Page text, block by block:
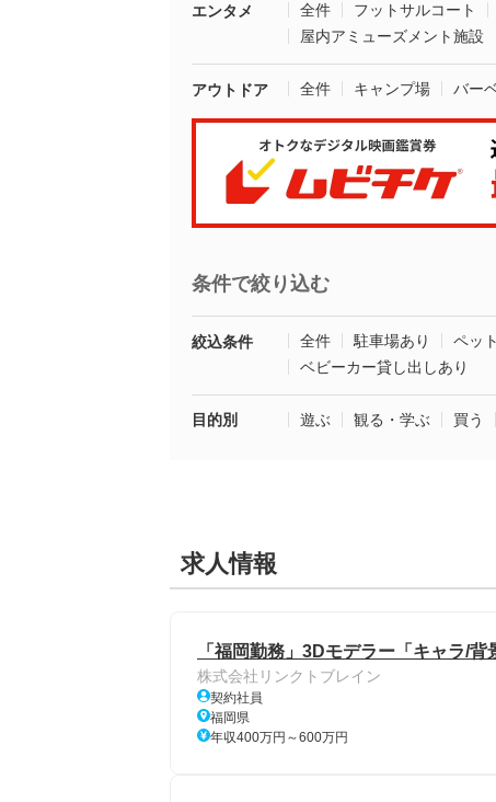
エンタメ 全件 フットサルコート
屋内アミューズメント施設
アウトドア 全件 キャンプ場 バー
条件で絞り込む
絞込条件 全件 駐車場あり ペッ
ベビーカー貸し出しあり
目的別 遊ぶ 観る・学ぶ 買う
求人情報
「福岡勤務」3Dモデラー「キャラ/
株式会社リンクトブレイン
契約社員
福岡県
年収400万円～600万円